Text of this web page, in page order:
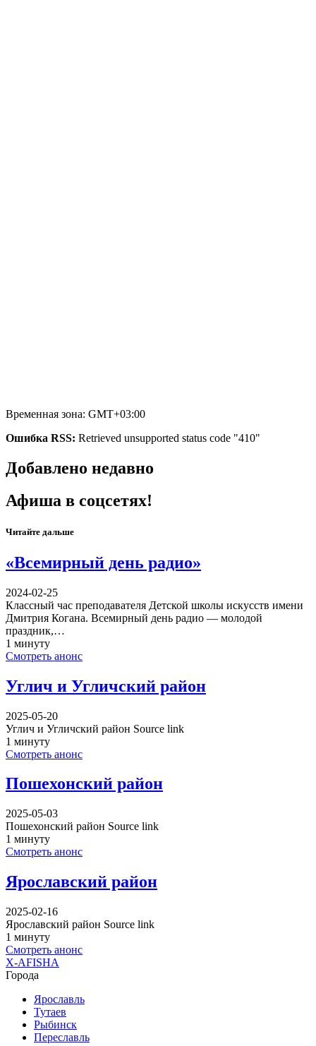
Временная зона: GMT+03:00
Ошибка RSS: Retrieved unsupported status code "410"
Добавлено недавно
Афиша в соцсетях!
Читайте дальше
«Всемирный день радио»
2024-02-25
Классный час преподавателя Детской школы искусств имени
Дмитрия Когана. Всемирный день радио — молодой
праздник,…
1 минуту
Смотреть анонс
Углич и Угличский район
2025-05-20
Углич и Угличский район Source link
1 минуту
Смотреть анонс
Пошехонский район
2025-05-03
Пошехонский район Source link
1 минуту
Смотреть анонс
Ярославский район
2025-02-16
Ярославский район Source link
1 минуту
Смотреть анонс
X-AFISHA
Города
Ярославль
Тутаев
Рыбинск
Переславль